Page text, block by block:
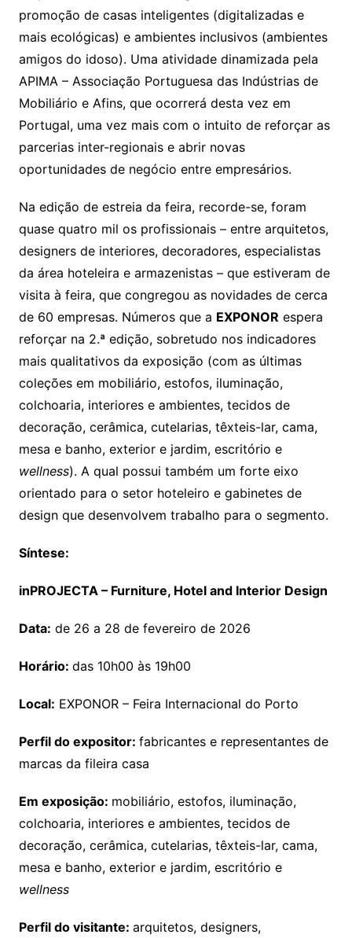
promoção de casas inteligentes (digitalizadas e
mais ecológicas) e ambientes inclusivos (ambientes
amigos do idoso). Uma atividade dinamizada pela
APIMA – Associação Portuguesa das Indústrias de
Mobiliário e Afins, que ocorrerá desta vez em
Portugal, uma vez mais com o intuito de reforçar as
parcerias inter-regionais e abrir novas
oportunidades de negócio entre empresários.
Na edição de estreia da feira, recorde-se, foram
quase quatro mil os profissionais – entre arquitetos,
designers de interiores, decoradores, especialistas
da área hoteleira e armazenistas – que estiveram de
visita à feira, que congregou as novidades de cerca
de 60 empresas. Números que a EXPONOR espera
reforçar na 2.ª edição, sobretudo nos indicadores
mais qualitativos da exposição (com as últimas
coleções em mobiliário, estofos, iluminação,
colchoaria, interiores e ambientes, tecidos de
decoração, cerâmica, cutelarias, têxteis-lar, cama,
mesa e banho, exterior e jardim, escritório e
wellness). A qual possui também um forte eixo
orientado para o setor hoteleiro e gabinetes de
design que desenvolvem trabalho para o segmento.
Síntese:
inPROJECTA – Furniture, Hotel and Interior Design
Data: de 26 a 28 de fevereiro de 2026
Horário: das 10h00 às 19h00
Local: EXPONOR – Feira Internacional do Porto
Perfil do expositor: fabricantes e representantes de
marcas da fileira casa
Em exposição: mobiliário, estofos, iluminação,
colchoaria, interiores e ambientes, tecidos de
decoração, cerâmica, cutelarias, têxteis-lar, cama,
mesa e banho, exterior e jardim, escritório e
wellness
Perfil do visitante: arquitetos, designers,